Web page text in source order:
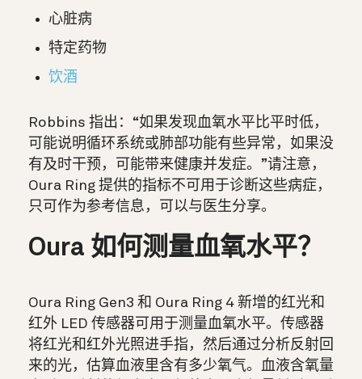
心脏病
特定药物
饮酒
Robbins 指出：“如果发现血氧水平比平时低，
可能说明循环系统或肺部功能有些异常，如果没
有及时干预，可能带来健康并发症。”请注意，
Oura Ring 提供的指标不可用于诊断这些病症，
只可作为参考信息，可以与医生分享。
Oura 如何测量血氧水平？
Oura Ring Gen3 和 Oura Ring 4 新增的红光和
红外 LED 传感器可用于测量血氧水平。传感器
将红光和红外光照进手指，然后通过分析反射回
来的光，估算血液里含有多少氧气。血液含氧量